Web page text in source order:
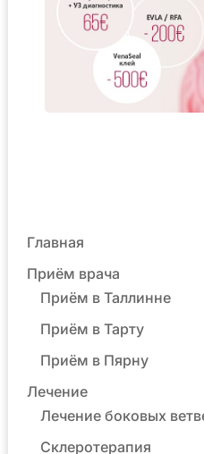
Главная
Приём врача
Приём в Таллинне
Приём в Тарту
Приём в Пярну
Лечение
Лечение боковых
Склеротерапия